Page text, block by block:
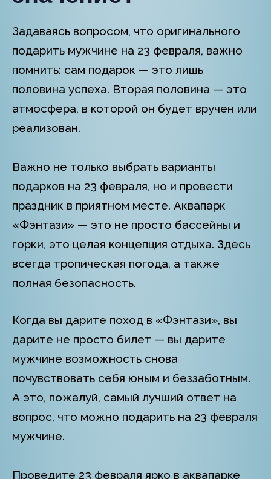
Задаваясь вопросом, что оригинального
подарить мужчине на 23 февраля, важно
помнить: сам подарок — это лишь
половина успеха. Вторая половина — это
атмосфера, в которой он будет вручен или
реализован.
Важно не только выбрать варианты
подарков на 23 февраля, но и провести
праздник в приятном месте. Аквапарк
«Фэнтази» — это не просто бассейны и
горки, это целая концепция отдыха. Здесь
всегда тропическая погода, а также
полная безопасность.
Когда вы дарите поход в «Фэнтази», вы
дарите не просто билет — вы дарите
мужчине возможность снова
почувствовать себя юным и беззаботным.
А это, пожалуй, самый лучший ответ на
вопрос, что можно подарить на 23 февраля
мужчине.
Проведите 23 февраля ярко в аквапарке